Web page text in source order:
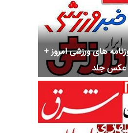
های ورزشی امروز +
عکس جلد